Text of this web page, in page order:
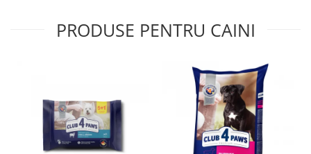
PRODUSE PENTRU CAINI